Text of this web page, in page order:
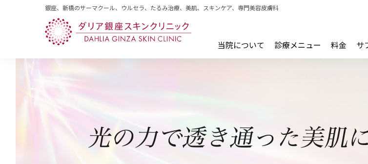
銀座、新橋のサーマクール、ウルセラ、たるみ治療、美肌、スキンケア、専門美容皮膚科
当院について 診療メニュー 料金 サ